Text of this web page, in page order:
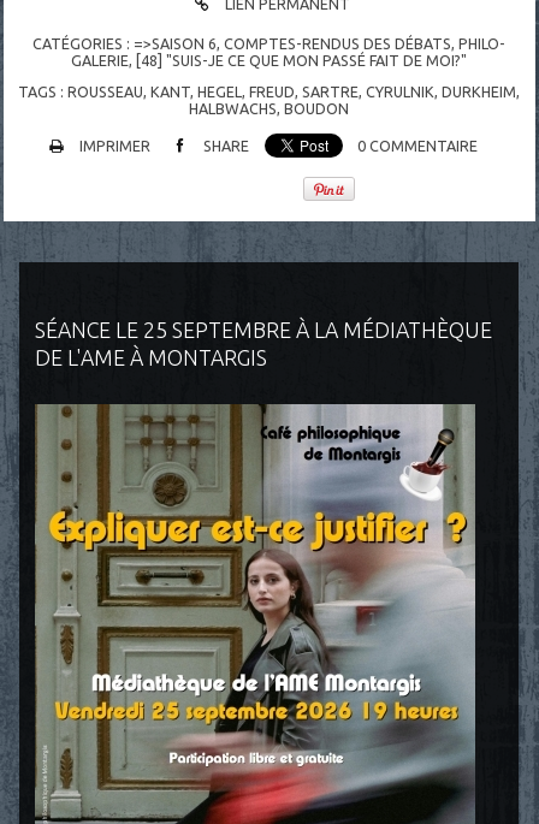
SÉANCE LE 25 SEPTEMBRE À LA MÉDIATHÈQUE
DE L'AME À MONTARGIS
LIEN PERMANENT
CATÉGORIES : =>SAISON 6,COMPTES-RENDUS DES DÉBATS,PHILO-
GALERIE, [48] "SUIS-JE CE QUE MON PASSÉ FAIT DE MOI?"
TAGS :ROUSSEAU,KANT,HEGEL,FREUD,SARTRE,CYRULNIK,DURKHEIM,
HALBWACHS,BOUDON
IMPRIMER SHARE 0 COMMENTAIRE